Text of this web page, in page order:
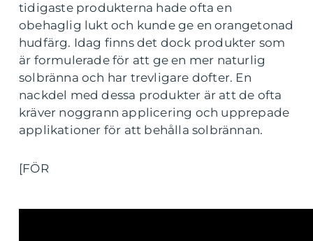
tidigaste produkterna hade ofta en
obehaglig lukt och kunde ge en orangetonad
hudfärg. Idag finns det dock produkter som
är formulerade för att ge en mer naturlig
solbränna och har trevligare dofter. En
nackdel med dessa produkter är att de ofta
kräver noggrann applicering och upprepade
applikationer för att behålla solbrännan.
[FÖR